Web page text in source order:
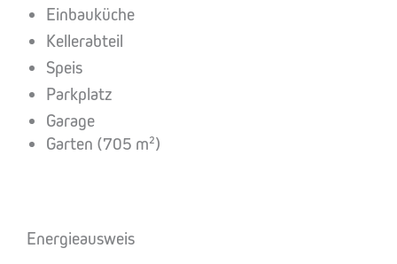
Einbauküche
Kellerabteil
Speis
Parkplatz
Garage
Garten (705 m²)
Energieausweis